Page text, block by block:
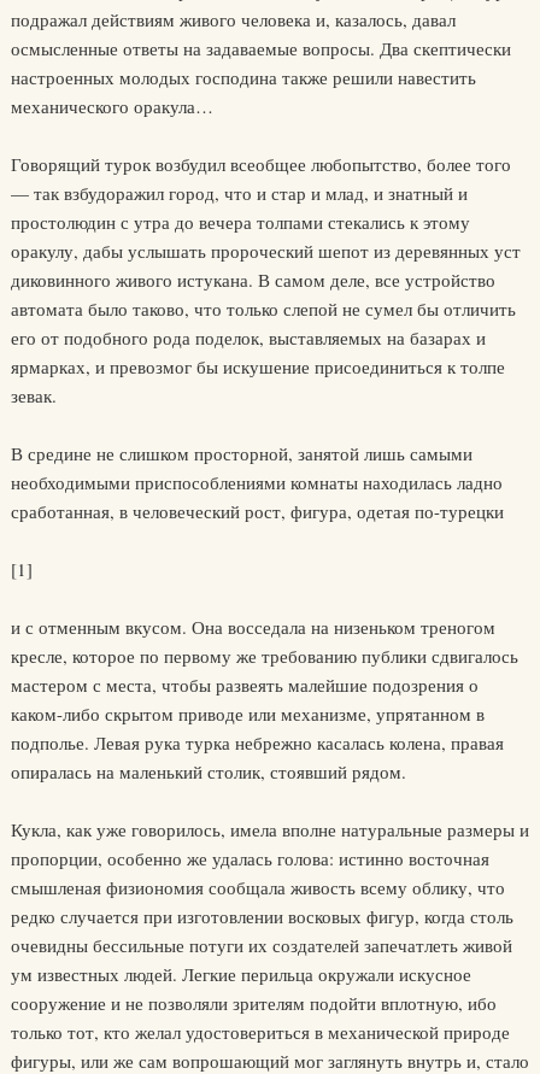
подражал действиям живого человека и, казалось, давал
осмысленные ответы на задаваемые вопросы. Два скептически
настроенных молодых господина также решили навестить
механического оракула…
Говорящий турок возбудил всеобщее любопытство, более того
— так взбудоражил город, что и стар и млад, и знатный и
простолюдин с утра до вечера толпами стекались к этому
оракулу, дабы услышать пророческий шепот из деревянных уст
диковинного живого истукана. В самом деле, все устройство
автомата было таково, что только слепой не сумел бы отличить
его от подобного рода поделок, выставляемых на базарах и
ярмарках, и превозмог бы искушение присоединиться к толпе
зевак.
В средине не слишком просторной, занятой лишь самыми
необходимыми приспособлениями комнаты находилась ладно
сработанная, в человеческий рост, фигура, одетая по-турецки
[1]
и с отменным вкусом. Она восседала на низеньком треногом
кресле, которое по первому же требованию публики сдвигалось
мастером с места, чтобы развеять малейшие подозрения о
каком-либо скрытом приводе или механизме, упрятанном в
подполье. Левая рука турка небрежно касалась колена, правая
опиралась на маленький столик, стоявший рядом.
Кукла, как уже говорилось, имела вполне натуральные размеры и
пропорции, особенно же удалась голова: истинно восточная
смышленая физиономия сообщала живость всему облику, что
редко случается при изготовлении восковых фигур, когда столь
очевидны бессильные потуги их создателей запечатлеть живой
ум известных людей. Легкие перильца окружали искусное
сооружение и не позволяли зрителям подойти вплотную, ибо
только тот, кто желал удостовериться в механической природе
фигуры, или же сам вопрошающий мог заглянуть внутрь и, стало